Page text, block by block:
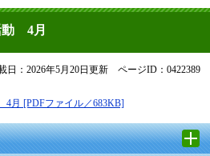
4月
日：2026年5月20日更新 ページID：0422389
[PDFファイル／683KB]